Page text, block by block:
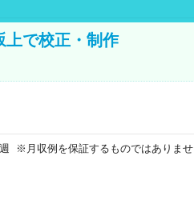
上で校正・制作
※月収例を保証するものではありませ